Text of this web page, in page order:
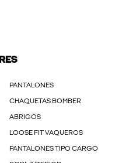
PANTALONES
CHAQUETAS BOMBER
ABRIGOS
LOOSE FIT VAQUEROS
PANTALONES TIPO CARGO